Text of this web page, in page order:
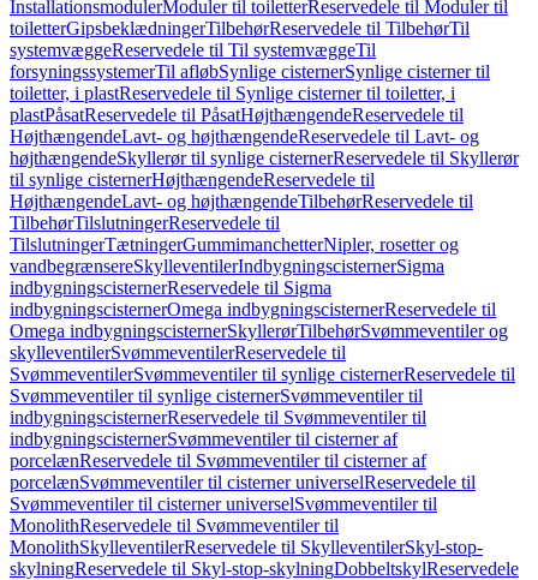
InstallationsmodulerModuler til toiletterReservedele til Moduler til
toiletterGipsbeklædningerTilbehørReservedele til TilbehørTil
systemvæggeReservedele til Til systemvæggeTil
forsyningssystemerTil afløbSynlige cisternerSynlige cisterner til
toiletter, i plastReservedele til Synlige cisterner til toiletter, i
plastPåsatReservedele til PåsatHøjthængendeReservedele til
HøjthængendeLavt- og højthængendeReservedele til Lavt- og
højthængendeSkyllerør til synlige cisternerReservedele til Skyllerør
til synlige cisternerHøjthængendeReservedele til
HøjthængendeLavt- og højthængendeTilbehørReservedele til
TilbehørTilslutningerReservedele til
TilslutningerTætningerGummimanchetterNipler, rosetter og
vandbegrænsereSkylleventilerIndbygningscisternerSigma
indbygningscisternerReservedele til Sigma
indbygningscisternerOmega indbygningscisternerReservedele til
Omega indbygningscisternerSkyllerørTilbehørSvømmeventiler og
skylleventilerSvømmeventilerReservedele til
SvømmeventilerSvømmeventiler til synlige cisternerReservedele til
Svømmeventiler til synlige cisternerSvømmeventiler til
indbygningscisternerReservedele til Svømmeventiler til
indbygningscisternerSvømmeventiler til cisterner af
porcelænReservedele til Svømmeventiler til cisterner af
porcelænSvømmeventiler til cisterner universelReservedele til
Svømmeventiler til cisterner universelSvømmeventiler til
MonolithReservedele til Svømmeventiler til
MonolithSkylleventilerReservedele til SkylleventilerSkyl-stop-
skylningReservedele til Skyl-stop-skylningDobbeltskylReservedele